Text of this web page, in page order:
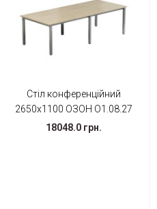
Стіл конференційний
2650х1100 ОЗОН О1.08.27
18048.0 грн.